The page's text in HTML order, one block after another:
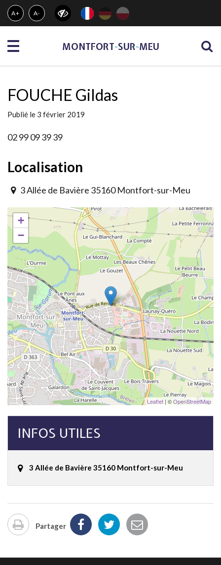
Gestion des traceurs
A+ A-
Menu MONTFORT-SUR-MEU
FOUCHE Gildas
Publié le 3 février 2019
02 99 09 39 39
Localisation
3 Allée de Bavière 35160 Montfort-sur-Meu
+
−
Leaflet| ©OpenStreetMap
INFOS UTILES
3 Allée de Bavière 35160 Montfort-sur-Meu
Imprimer
Partager